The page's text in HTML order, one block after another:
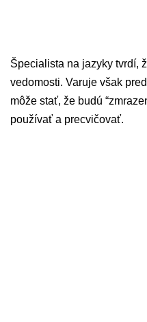
Špecialista na jazyky tvrdí,
vedomosti. Varuje však
môže stať, že budú
používať a precvičovať.